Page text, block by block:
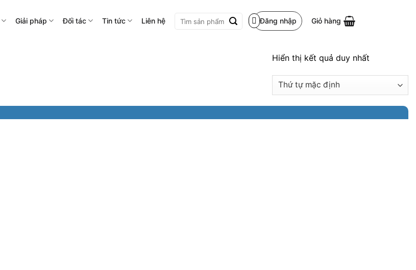
Giải pháp Đối tác Tin tức Liên hệ
Tìm
Đăng nhập Giỏ hàng
Hiển thị kết quả duy nhất